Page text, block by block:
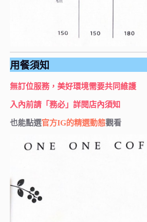
用餐須知
無訂位服務，美好環境需要共同維護
入內前請「務必」詳閱店內須知
也能點選官方IG的精選動態觀看